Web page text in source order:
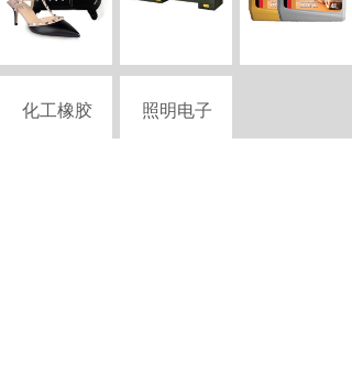
化工橡胶 照明电子